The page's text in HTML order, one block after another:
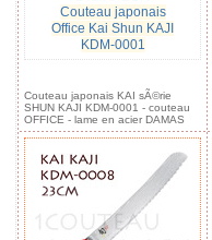
Couteau japonais
Office Kai Shun KAJI
KDM-0001
Couteau japonais KAI sÃ©rie
SHUN KAJI KDM-0001 - couteau
OFFICE - lame en acier DAMAS